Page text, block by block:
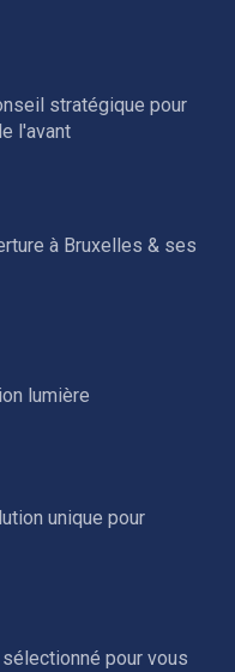
stratégique pour
l'avant
à Bruxelles & ses
lumière
unique pour
pour vous